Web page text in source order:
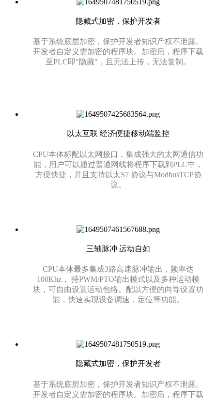
隐藏式加密，保护开发者
基于系统底层加密，保护开发者知识产权不泄露。
开发者自定义需加密的程序块。加密后，程序下载
至PLC即"隐藏"，且无法上传，无法复制。
以太互联 经济便捷移动端监控
CPU本体标配以太网接口，集成强大的太网通信功
能，用户可以通过普通网线将程序下载到PLC中，
方便快捷，并且支持以太S7 协议与ModbusTCP协
议。
三轴脉冲 运动自如
CPU本体最多集成3路高速脉冲输出，频率达
100Khz， 持PWM/PTO输出模式以及多种运动模
块，可自由设置运动包络。配以方便的向导设置功
能，快速实现设备调速，定位等功能。
隐藏式加密，保护开发者
基于系统底层加密，保护开发者知识产权不泄露。
开发者自定义需加密的程序块。加密后，程序下载